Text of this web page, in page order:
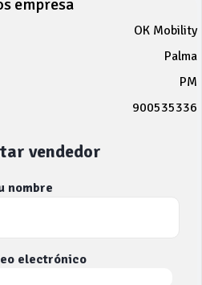
empresa
OK Mobility
Palma
PM
900535336
vendedor
nombre
electrónico